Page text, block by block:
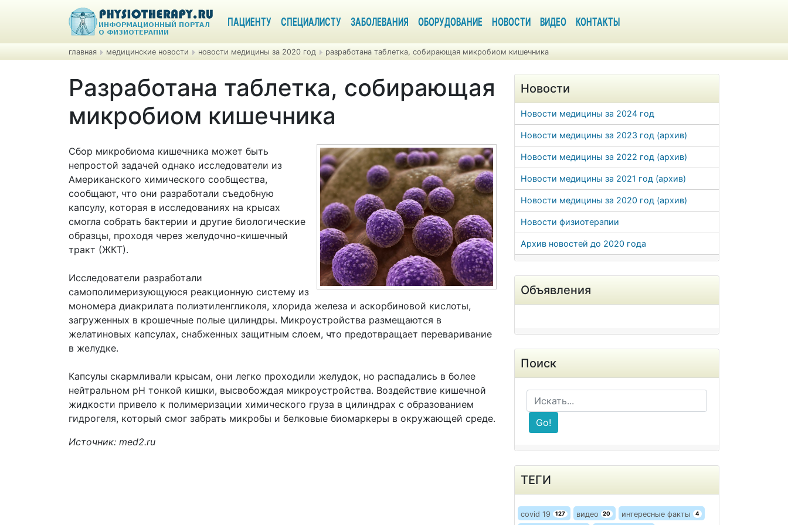
ПАЦИЕНТУ СПЕЦИАЛИСТУ ЗАБОЛЕВАНИЯ ОБОРУДОВАНИЕ НОВОСТИ ВИДЕО КОНТАКТЫ
главная медицинские новости новости медицины за 2020 год разработана таблетка, собирающая микробиом кишечника
Разработана таблетка, собирающая
микробиом кишечника
Сбор микробиома кишечника может быть
непростой задачей однако исследователи из
Американского химического сообщества,
сообщают, что они разработали съедобную
капсулу, которая в исследованиях на крысах
смогла собрать бактерии и другие биологические
образцы, проходя через желудочно-кишечный
тракт (ЖКТ).
Исследователи разработали
самополимеризующуюся реакционную систему из
мономера диакрилата полиэтиленгликоля, хлорида железа и аскорбиновой кислоты,
загруженных в крошечные полые цилиндры. Микроустройства размещаются в
желатиновых капсулах, снабженных защитным слоем, что предотвращает переваривание
в желудке.
Капсулы скармливали крысам, они легко проходили желудок, но распадались в более
нейтральном pH тонкой кишки, высвобождая микроустройства. Воздействие кишечной
жидкости привело к полимеризации химического груза в цилиндрах с образованием
гидрогеля, который смог забрать микробы и белковые биомаркеры в окружающей среде.
Источник: med2.ru
Новости
Новости медицины за 2024 год
Новости медицины за 2023 год (архив)
Новости медицины за 2022 год (архив)
Новости медицины за 2021 год (архив)
Новости медицины за 2020 год (архив)
Новости физиотерапии
Архив новостей до 2020 года
Объявления
Поиск
Go!
ТЕГИ
covid 19 127 видео 20 интересные факты 4